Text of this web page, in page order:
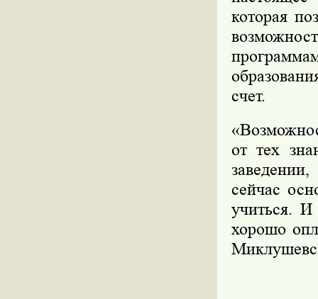
которая
счет.
от тех
сейчас
учиться. И
хорошо